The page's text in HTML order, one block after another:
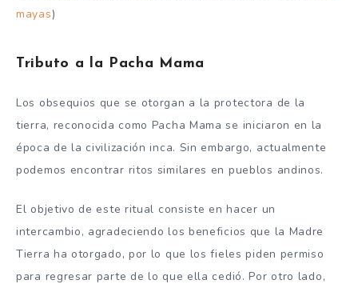
mayas)
Tributo a la Pacha Mama
Los obsequios que se otorgan a la protectora de la
tierra, reconocida como Pacha Mama se iniciaron en la
época de la civilización inca. Sin embargo, actualmente
podemos encontrar ritos similares en pueblos andinos.
El objetivo de este ritual consiste en hacer un
intercambio, agradeciendo los beneficios que la Madre
Tierra ha otorgado, por lo que los fieles piden permiso
para regresar parte de lo que ella cedió. Por otro lado,